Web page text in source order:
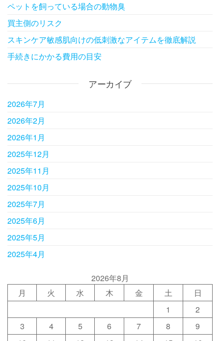
ペットを飼っている場合の動物臭
買主側のリスク
スキンケア敏感肌向けの低刺激なアイテムを徹底解説
手続きにかかる費用の目安
アーカイブ
2026年7月
2026年2月
2026年1月
2025年12月
2025年11月
2025年10月
2025年7月
2025年6月
2025年5月
2025年4月
2026年8月
月
火 水 木 金 土
日
1
2
3
4 5 6 7 8
9